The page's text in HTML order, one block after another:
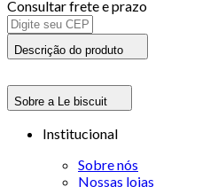
Consultar frete e prazo
Descrição do produto
Sobre a Le biscuit
Institucional
Sobre nós
Nossas lojas